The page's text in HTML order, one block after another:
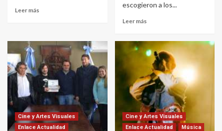
Leer más
escogieron a los...
Leer más
Cine y Artes Visuales
Enlace Actualidad
Cine y Artes Visuales
Enlace Actualidad
Música